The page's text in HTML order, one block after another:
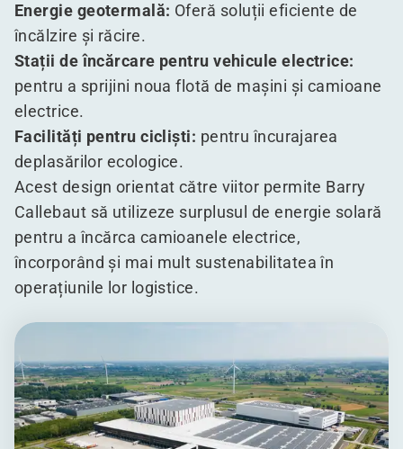
Energie geotermală: Oferă soluții eficiente de
încălzire și răcire.
Stații de încărcare pentru vehicule electrice:
pentru a sprijini noua flotă de mașini și camioane
electrice.
Facilități pentru cicliști: pentru încurajarea
deplasărilor ecologice.
Acest design orientat către viitor permite Barry
Callebaut să utilizeze surplusul de energie solară
pentru a încărca camioanele electrice,
încorporând și mai mult sustenabilitatea în
operațiunile lor logistice.